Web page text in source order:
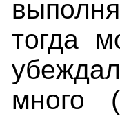
тогда
много